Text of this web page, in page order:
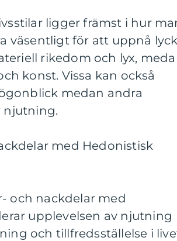
ligger främst i hur
väsentligt för att uppnå
rikedom och lyx,
konst. Vissa kan också
medan andra
njutning.
med Hedonistisk
och nackdelar med
upplevelsen av njutning
och tillfredsställelse i